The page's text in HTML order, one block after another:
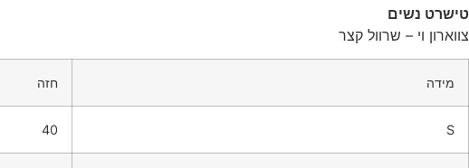
טישרט נשים
צווארון וי – שרוול קצר
מידה חזה
S
40